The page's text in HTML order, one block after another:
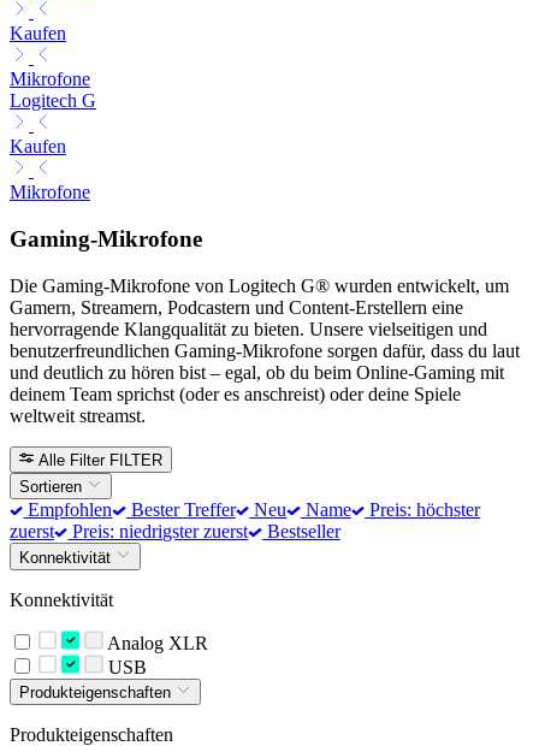
Kaufen
Mikrofone
Logitech G
Kaufen
Mikrofone
Gaming-Mikrofone
Die Gaming-Mikrofone von Logitech G® wurden entwickelt, um
Gamern, Streamern, Podcastern und Content-Erstellern eine
hervorragende Klangqualität zu bieten. Unsere vielseitigen und
benutzerfreundlichen Gaming-Mikrofone sorgen dafür, dass du laut
und deutlich zu hören bist – egal, ob du beim Online-Gaming mit
deinem Team sprichst (oder es anschreist) oder deine Spiele
weltweit streamst.
Alle Filter FILTER
Sortieren
Empfohlen Bester Treffer Neu Name
Preis: höchster
zuerst
Preis: niedrigster zuerst Bestseller
Konnektivität
Konnektivität
Analog XLR
USB
Produkteigenschaften
Produkteigenschaften